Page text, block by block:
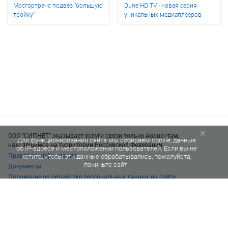
Мосгортранс подвез "большую
тройку"
Dune HD TV - новая серия
уникальных медиаплееров
ООО "СИПНЕТ" оказывает услуги связи только Абонентам,
находящимся на территории Российской Федерации.
Правовая информация
Документы
Положение об обработке персональных данных на сайте
Для функционирования сайта мы собираем cookie, данные
об IP-адресе и местоположении пользователей. Если вы не
хотите, чтобы эти данные обрабатывались, пожалуйста,
покиньте сайт.
×